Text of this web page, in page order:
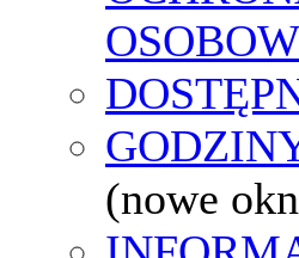
(nowe